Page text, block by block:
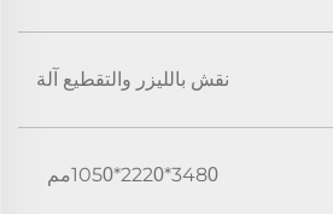
نقش بالليزر والتقطيع آلة
3480
*222
0
*105
0 مم